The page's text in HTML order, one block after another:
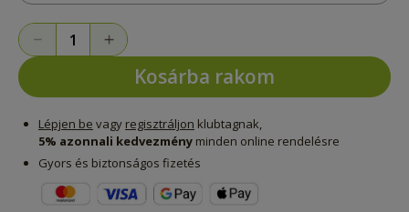
Kosárba rakom
Lépjen be vagy regisztráljon klubtagnak,
5% azonnali kedvezmény minden online rendelésre
Gyors és biztonságos fizetés